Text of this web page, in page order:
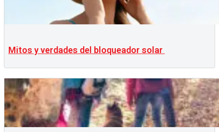
Mitos y verdades del bloqueador solar